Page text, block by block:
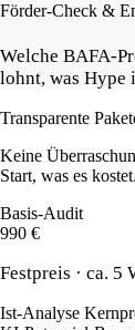
Förder-Check &
Welche BAFA-
lohnt, was Hype
Transparente
Keine
Start, was es kostet.
Basis-Audit
990 €
Festpreis · ca. 5
Ist-Analyse